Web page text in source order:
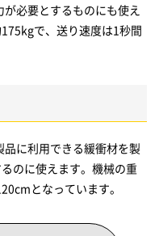
必要とするものにも使え
で、送り速度は1秒間
に利用できる緩衝材を製
のに使えます。機械の重
となっています。